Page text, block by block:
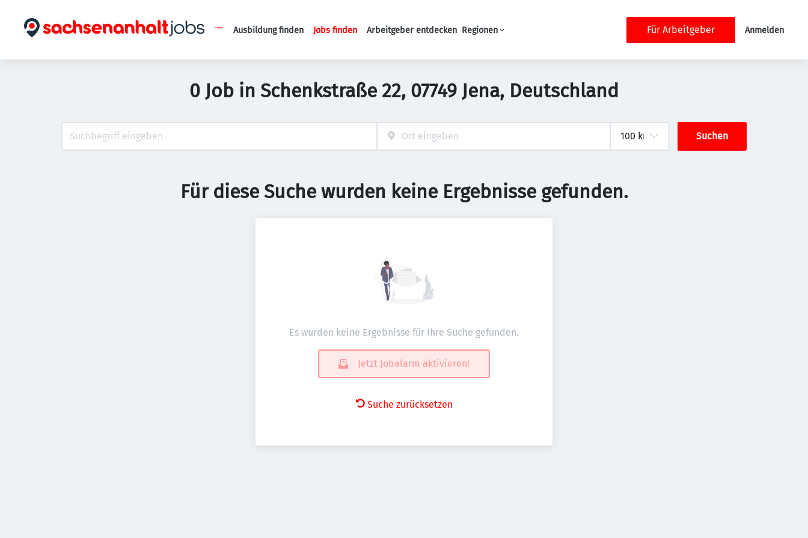
Haupt-Navigation
Ausbildung finden Jobs finden Arbeitgeber entdecken Regionen Für Arbeitgeber Anmelden
0 Job in Schenkstraße 22, 07749 Jena, Deutschland
Suchen
Für diese Suche wurden keine Ergebnisse gefunden.
Es wurden keine Ergebnisse für Ihre Suche gefunden.
Jetzt Jobalarm aktivieren!
Suche zurücksetzen